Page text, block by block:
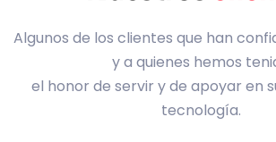
Algunos de los clientes que han
y a quienes hemos
el honor de servir y de apoyar en
tecnología.